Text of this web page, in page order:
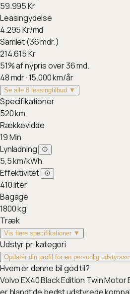
59.995Kr
Leasingydelse
4.295Kr/md
Samlet (36 mdr.)
214.615Kr
51%af nypris over 36 md.
48mdr ·15.000km/år
Se alle 8 leasingtilbud ▼
Specifikationer
520km
Rækkevidde
19Min
Lynladning
5,5km/kWh
Effektivitet
410liter
Bagage
1800kg
Træk
Vis flere specifikationer ▼
Udstyr pr. kategori
Opdatér din profil for en personlig
Hvem er denne bil god til?
Volvo EX40 Black Edition Twin